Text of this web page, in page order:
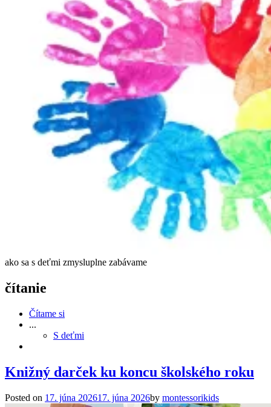
ako sa s deťmi zmysluplne zabávame
čítanie
Čítame si
...
S deťmi
Knižný darček ku koncu školského roku
Posted on 17. júna 202617. júna 2026by montessorikids